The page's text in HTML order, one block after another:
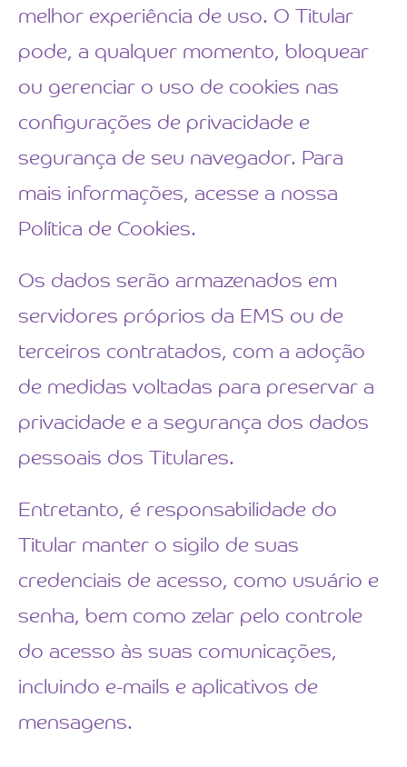
melhor experiência de uso. O Titular
pode, a qualquer momento, bloquear
ou gerenciar o uso de cookies nas
configurações de privacidade e
segurança de seu navegador. Para
mais informações, acesse a nossa
Política de Cookies.
Os dados serão armazenados em
servidores próprios da EMS ou de
terceiros contratados, com a adoção
de medidas voltadas para preservar a
privacidade e a segurança dos dados
pessoais dos Titulares.
Entretanto, é responsabilidade do
Titular manter o sigilo de suas
credenciais de acesso, como usuário e
senha, bem como zelar pelo controle
do acesso às suas comunicações,
incluindo e-mails e aplicativos de
mensagens.